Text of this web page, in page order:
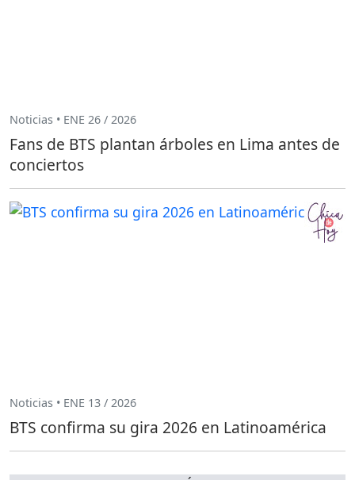
Noticias • ENE 26 / 2026
Fans de BTS plantan árboles en Lima antes de
conciertos
Noticias • ENE 13 / 2026
BTS confirma su gira 2026 en Latinoamérica